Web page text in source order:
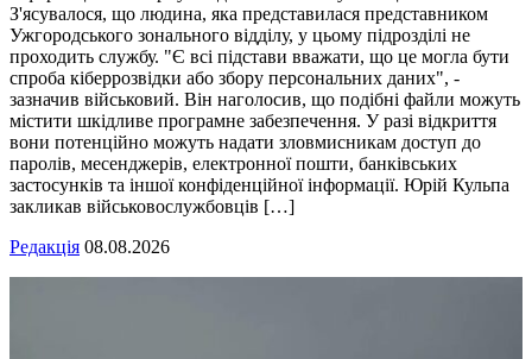
З'ясувалося, що людина, яка представилася представником
Ужгородського зонального відділу, у цьому підрозділі не
проходить службу. "Є всі підстави вважати, що це могла бути
спроба кіберрозвідки або збору персональних даних", -
зазначив військовий. Він наголосив, що подібні файли можуть
містити шкідливе програмне забезпечення. У разі відкриття
вони потенційно можуть надати зловмисникам доступ до
паролів, месенджерів, електронної пошти, банківських
застосунків та іншої конфіденційної інформації. Юрій Кульпа
закликав військовослужбовців […]
Редакція 08.08.2026